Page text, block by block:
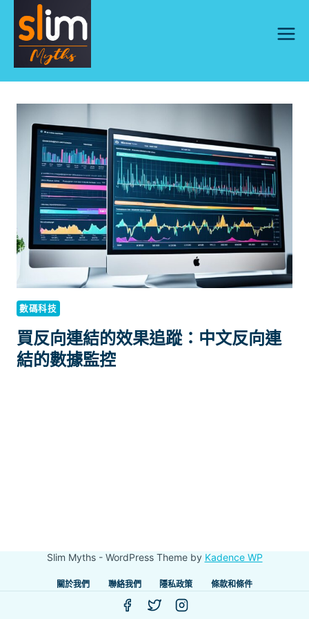
content
數碼科技
買反向連結的效果追蹤：中文反向連
結的數據監控
Slim Myths - WordPress Theme by Kadence WP
關於我們 聯絡我們 隱私政策 條款和條件